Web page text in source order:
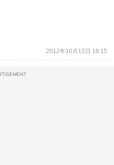
2012年10月12日 18:15